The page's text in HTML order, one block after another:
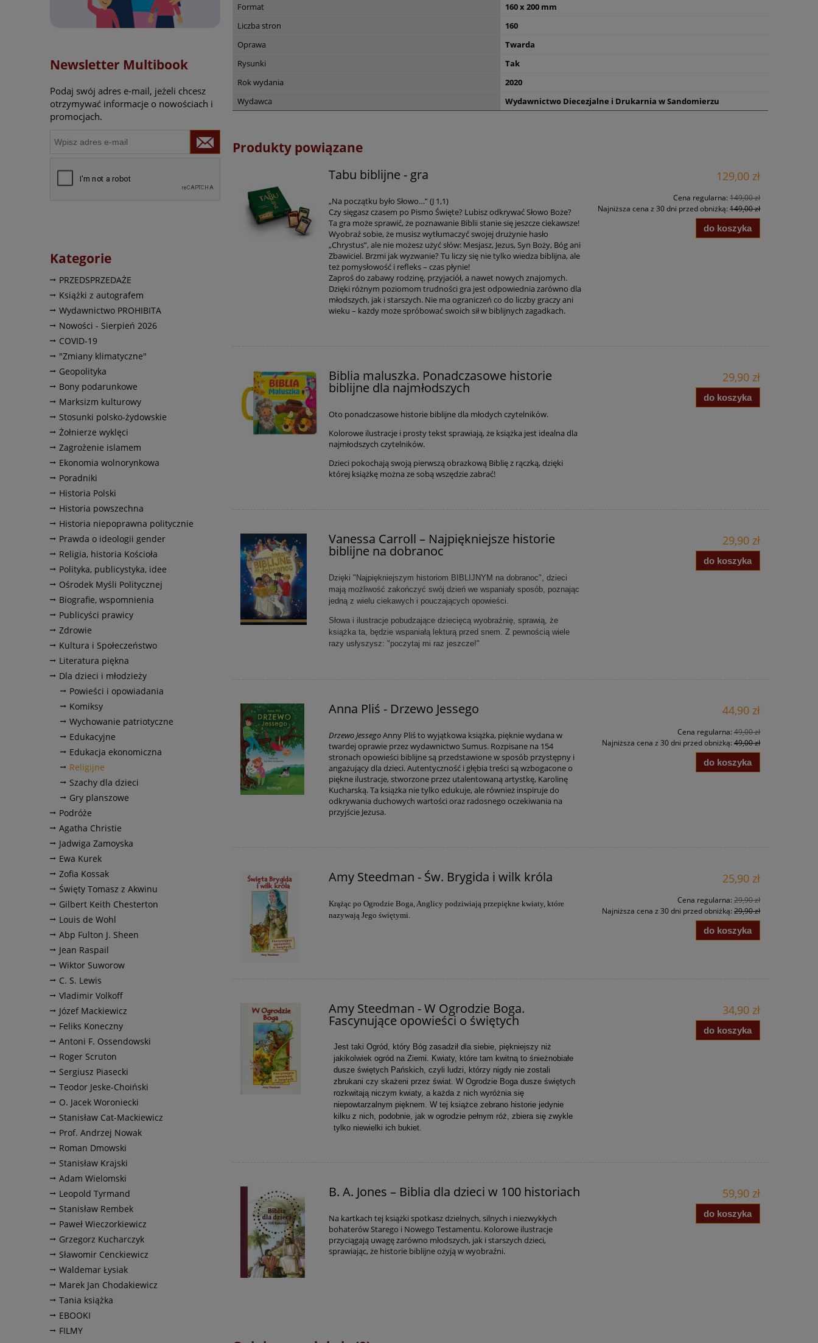
Newsletter Multibook
Podaj swój adres e-mail, jeżeli chcesz
otrzymywać informacje o nowościach i
promocjach.
Kategorie
PRZEDSPRZEDAŻE
Książki z autografem
Wydawnictwo PROHIBITA
Nowości - Sierpień 2026
COVID-19
"Zmiany klimatyczne"
Geopolityka
Bony podarunkowe
Marksizm kulturowy
Stosunki polsko-żydowskie
Żołnierze wyklęci
Zagrożenie islamem
Ekonomia wolnorynkowa
Poradniki
Historia Polski
Historia powszechna
Historia niepoprawna politycznie
Prawda o ideologii gender
Religia, historia Kościoła
Polityka, publicystyka, idee
Ośrodek Myśli Politycznej
Biografie, wspomnienia
Publicyści prawicy
Zdrowie
Kultura i Społeczeństwo
Literatura piękna
Dla dzieci i młodzieży
Powieści i opowiadania
Komiksy
Wychowanie patriotyczne
Edukacyjne
Edukacja ekonomiczna
Religijne
Szachy dla dzieci
Gry planszowe
Podróże
Agatha Christie
Jadwiga Zamoyska
Ewa Kurek
Zofia Kossak
Święty Tomasz z Akwinu
Gilbert Keith Chesterton
Louis de Wohl
Abp Fulton J. Sheen
Jean Raspail
Wiktor Suworow
C. S. Lewis
Vladimir Volkoff
Józef Mackiewicz
Feliks Koneczny
Antoni F. Ossendowski
Roger Scruton
Sergiusz Piasecki
Teodor Jeske-Choiński
O. Jacek Woroniecki
Stanisław Cat-Mackiewicz
Prof. Andrzej Nowak
Roman Dmowski
Stanisław Krajski
Adam Wielomski
Leopold Tyrmand
Stanisław Rembek
Paweł Wieczorkiewicz
Grzegorz Kucharczyk
Sławomir Cenckiewicz
Waldemar Łysiak
Marek Jan Chodakiewicz
Tania książka
EBOOKI
FILMY
Format
160 x 200 mm
Liczba stron
160
Oprawa
Twarda
Rysunki
Tak
Rok wydania
2020
Wydawca
Wydawnictwo Diecezjalne i Drukarnia w Sandomierzu
Produkty powiązane
Tabu biblijne - gra
„Na początku było Słowo…” (J 1,1)
Czy sięgasz czasem po Pismo Święte? Lubisz odkrywać Słowo Boże?
Ta gra może sprawić, że poznawanie Biblii stanie się jeszcze ciekawsze!
Wyobraź sobie, że musisz wytłumaczyć swojej drużynie hasło
„Chrystus”, ale nie możesz użyć słów: Mesjasz, Jezus, Syn Boży, Bóg ani
Zbawiciel. Brzmi jak wyzwanie? Tu liczy się nie tylko wiedza biblijna, ale
też pomysłowość i refleks – czas płynie!
Zaproś do zabawy rodzinę, przyjaciół, a nawet nowych znajomych.
Dzięki różnym poziomom trudności gra jest odpowiednia zarówno dla
młodszych, jak i starszych. Nie ma ograniczeń co do liczby graczy ani
wieku – każdy może spróbować swoich sił w biblijnych zagadkach.
129,00 zł
Cena regularna: 149,00 zł
Najniższa cena z 30 dni przed obniżką: 149,00 zł
do koszyka
Biblia maluszka. Ponadczasowe historie
biblijne dla najmłodszych
Oto ponadczasowe historie biblijne dla młodych czytelników.
Kolorowe ilustracje i prosty tekst sprawiają, że książka jest idealna dla
najmłodszych czytelników.
Dzieci pokochają swoją pierwszą obrazkową Biblię z rączką, dzięki
której książkę można ze sobą wszędzie zabrać!
29,90 zł
do koszyka
Vanessa Carroll – Najpiękniejsze historie
biblijne na dobranoc
Dzięki "Najpiękniejszym historiom BIBLIJNYM na dobranoc", dzieci
mają możliwość zakończyć swój dzień we wspaniały sposób, poznając
jedną z wielu ciekawych i pouczających opowieści.
Słowa i ilustracje pobudzające dziecięcą wyobraźnię, sprawią, że
książka ta, będzie wspaniałą lekturą przed snem. Z pewnością wiele
razy usłyszysz: "poczytaj mi raz jeszcze!"
29,90 zł
do koszyka
Anna Pliś - Drzewo Jessego
Drzewo JessegoAnny Pliś to wyjątkowa książka, pięknie wydana w
twardej oprawie przez wydawnictwo Sumus. Rozpisane na 154
stronach opowieści biblijne są przedstawione w sposób przystępny i
angażujący dla dzieci. Autentyczność i głębia treści są wzbogacone o
piękne ilustracje, stworzone przez utalentowaną artystkę, Karolinę
Kucharską. Ta książka nie tylko edukuje, ale również inspiruje do
odkrywania duchowych wartości oraz radosnego oczekiwania na
przyjście Jezusa.
44,90 zł
Cena regularna: 49,00 zł
Najniższa cena z 30 dni przed obniżką: 49,00 zł
do koszyka
Amy Steedman - Św. Brygida i wilk króla
Krążąc po Ogrodzie Boga, Anglicy podziwiają przepiękne kwiaty, które
nazywają Jego świętymi.
25,90 zł
Cena regularna: 29,90 zł
Najniższa cena z 30 dni przed obniżką: 29,90 zł
do koszyka
Amy Steedman - W Ogrodzie Boga.
Fascynujące opowieści o świętych
Jest taki Ogród, który Bóg zasadził dla siebie, piękniejszy niż
jakikolwiek ogród na Ziemi. Kwiaty, które tam kwitną to śnieżnobiałe
dusze świętych Pańskich, czyli ludzi, którzy nigdy nie zostali
zbrukani czy skażeni przez świat. W Ogrodzie Boga dusze świętych
rozkwitają niczym kwiaty, a każda z nich wyróżnia się
niepowtarzalnym pięknem. W tej książce zebrano historie jedynie
kilku z nich, podobnie, jak w ogrodzie pełnym róż, zbiera się zwykle
tylko niewielki ich bukiet.
34,90 zł
do koszyka
B. A. Jones – Biblia dla dzieci w 100 historiach
Na kartkach tej książki spotkasz dzielnych, silnych i niezwykłych
bohaterów Starego i Nowego Testamentu. Kolorowe ilustracje
przyciągają uwagę zarówno młodszych, jak i starszych dzieci,
sprawiając, że historie biblijne ożyją w wyobraźni.
59,90 zł
do koszyka